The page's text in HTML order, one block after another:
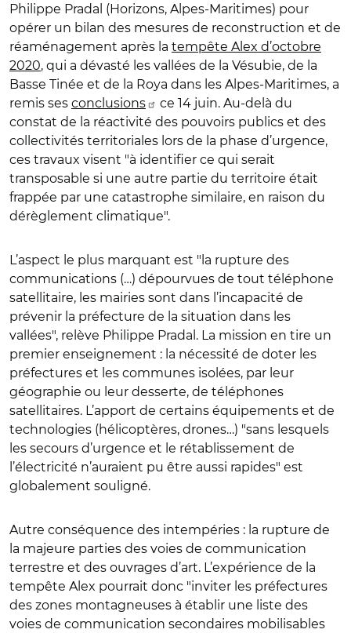
Philippe Pradal (Horizons, Alpes-Maritimes) pour
opérer un bilan des mesures de reconstruction et de
réaménagement après la tempête Alex d’octobre
2020, qui a dévasté les vallées de la Vésubie, de la
Basse Tinée et de la Roya dans les Alpes-Maritimes, a
remis ses conclusions
ce 14 juin. Au-delà du
constat de la réactivité des pouvoirs publics et des
collectivités territoriales lors de la phase d’urgence,
ces travaux visent "à identifier ce qui serait
transposable si une autre partie du territoire était
frappée par une catastrophe similaire, en raison du
dérèglement climatique".
L’aspect le plus marquant est "la rupture des
communications (…) dépourvues de tout téléphone
satellitaire, les mairies sont dans l’incapacité de
prévenir la préfecture de la situation dans les
vallées", relève Philippe Pradal. La mission en tire un
premier enseignement : la nécessité de doter les
préfectures et les communes isolées, par leur
géographie ou leur desserte, de téléphones
satellitaires. L’apport de certains équipements et de
technologies (hélicoptères, drones…) "sans lesquels
les secours d’urgence et le rétablissement de
l’électricité n’auraient pu être aussi rapides" est
globalement souligné.
Autre conséquence des intempéries : la rupture de
la majeure parties des voies de communication
terrestre et des ouvrages d’art. L’expérience de la
tempête Alex pourrait donc "inviter les préfectures
des zones montagneuses à établir une liste des
voies de communication secondaires mobilisables